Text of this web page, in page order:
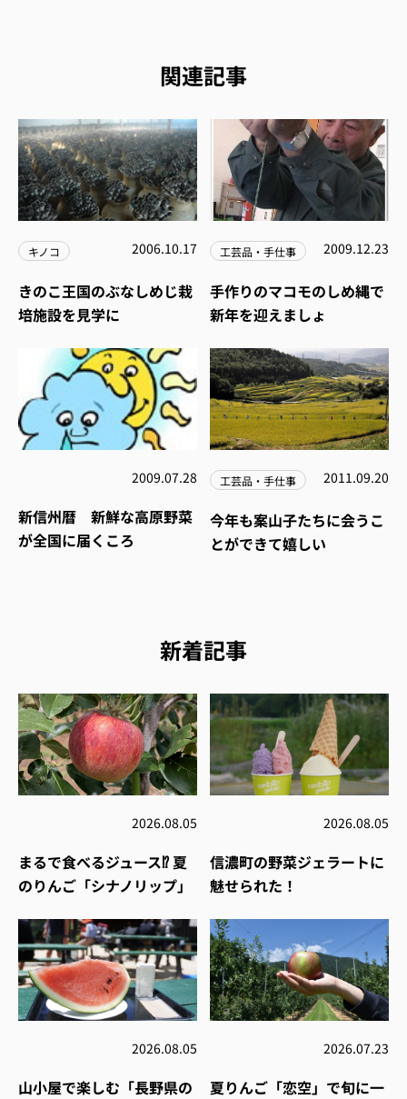
関連記事
キノコ 2006.10.17
きのこ王国のぶなしめじ栽
培施設を見学に
工芸品・手仕事 2009.12.23
手作りのマコモのしめ縄で
新年を迎えましょ
2009.07.28
新信州暦 新鮮な高原野菜
が全国に届くころ
工芸品・手仕事 2011.09.20
今年も案山子たちに会うこ
とができて嬉しい
新着記事
2026.08.05
まるで食べるジュース⁉︎ 夏
のりんご「シナノリップ」
2026.08.05
信濃町の野菜ジェラートに
魅せられた！
2026.08.05
山小屋で楽しむ「長野県の
2026.07.23
夏りんご「恋空」で旬に一